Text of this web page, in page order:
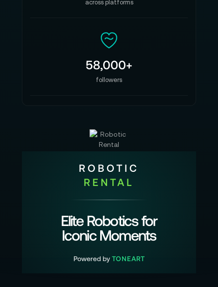
across platforms
58,000+
followers
ROBOTIC
RENTAL
Elite Robotics for
Iconic Moments
Powered by TONEART